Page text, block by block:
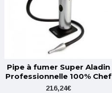
Pipe à fumer Super Aladin
Professionnelle 100% Chef
216,24€